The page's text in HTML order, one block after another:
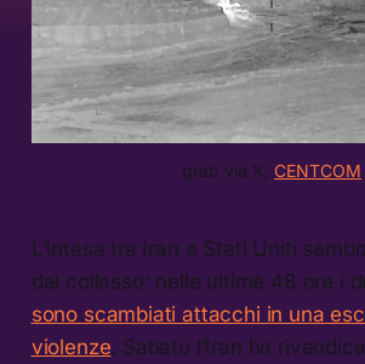
grab via X, CENTCOM
L’intesa tra Iran e Stati Uniti
dal collasso: nelle ultime 48 ore i
sono scambiati attacchi in una
violenze. Sabato l’Iran ha